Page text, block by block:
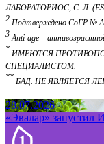
ЛАБОРАТОРИОС, С. Л. (ES)
2 Подтверждено СоГР №
3Anti-age –
* ИМЕЮТСЯ
СПЕЦИАЛИСТОМ.
** БАД. НЕ ЯВЛЯЕТСЯ
28.07.2026
«Эвалар» запустил